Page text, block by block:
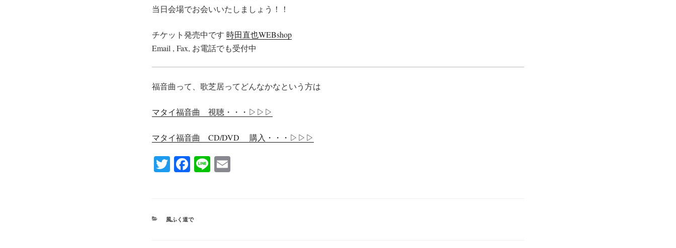
当日会場でお会いいたしましょう！！
チケット発売中です 時田直也WEBshop
Email , Fax, お電話でも受付中
福音曲って、歌芝居ってどんなかなという方は
マタイ福音曲 視聴・・・▷▷▷
マタイ福音曲 CD/DVD 購入・・・▷▷▷
T
r
Fa
ok
Li
カ
風ふく道で